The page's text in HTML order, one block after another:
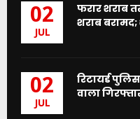
02
JUL
फरार शराब
शराब
02
JUL
रिटायर्ड
वाला